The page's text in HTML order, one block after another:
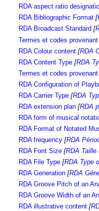
RDA aspect ratio
RDA Bibliographic Format [
RDA Broadcast Standard [
Termes et codes
RDA Colour content [RDA
RDA Content Type [RDA
Termes et codes
RDA Configuration of
RDA Carrier Type [RDA
RDA extension plan [RDA
RDA form of musical
RDA Format of Notated
RDA frequency [RDA
RDA Font Size [RDA Taille
RDA File Type [RDA Type
RDA Generation [RDA
RDA Groove Pitch of an
RDA Groove Width of an
RDA illustrative content [